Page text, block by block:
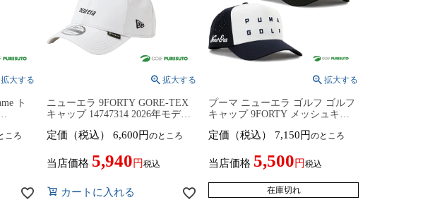
ト
春夏
ころ
ニューエラ 9FORTY GORE-TEX
キャップ 14747314 2026年モデル
New Era
定価（税込） 6,600 のところ
当店価格 5,940 税込
カートに入れる
プーマ ニューエラ ゴルフ ゴルフ
キャップ 9FORTY メッシュキャ
027717 帽子 ヘッドウェア ゴルフ
GOLF × NEW ERA 春夏ウェア 秋
冬ウェア コラボ
定価（税込） 7,150 のところ
当店価格 5,500 税込
在庫切れ